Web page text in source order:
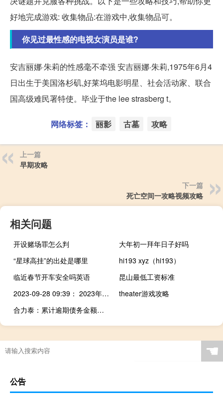
好地完成游戏: 收集物品:在游戏中,收集物品可。
你见过最性感的电视女演员是谁?
安吉丽娜·朱莉的性感毫不牵强 安吉丽娜·朱莉,1975年6月4
日出生于美国洛杉矶,好莱坞电影明星、社会活动家、联合
国高级难民署特使。毕业于the lee strasberg t。
网络标签： 丽影 古墓 攻略
上一篇
早期攻略
下一篇
死亡空间一攻略视频攻略
相关问题
开设赌场罪怎么判
大年初一拜年日子好吗
“星球高挂”的出处是哪里
hi193 xyz（hi193）
临近春节开车安全吗英语
昆山最低工资标准
2023-09-28 09:39： 2023年中秋、国庆双节假期，七座及以下小型客车免费时间为09月29日00:00至10月06日24:00，邯郸市交通建设投资管理中心提醒您，预计09月28日、10月05日青兰高速馆陶站、邯郸东站、涉县东站、邯大高速成安西站、漳河店站车流量较大，请您合理规划出行时间及行车路线。了解实时路况信息您还可拨打河北省高 ​​​
theater游戏攻略
合力泰：累计逾期债务金额折合人民币为11.85亿元
☚
公告